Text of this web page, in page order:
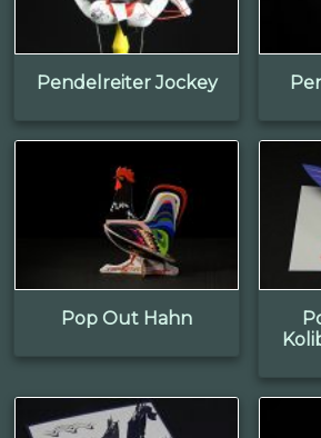
Pendelreiter Jockey
Pop Out Hahn